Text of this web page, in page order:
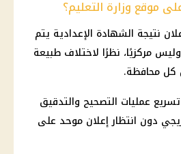
موقع وزارة التعليم؟
نتيجة الشهادة الإعدادية يتم
مركزيًا، نظرًا لاختلاف طبيعة
كل محافظة.
عمليات التصحيح والتدقيق
دون انتظار إعلان موحد على